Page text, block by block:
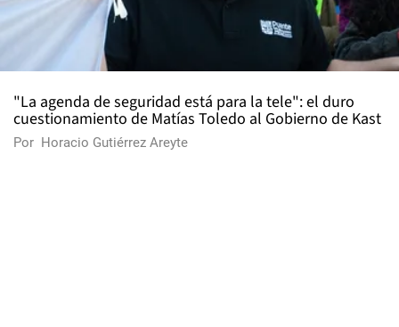
"La agenda de seguridad está para la tele": el duro
cuestionamiento de Matías Toledo al Gobierno de Kast
Por Horacio Gutiérrez Areyte